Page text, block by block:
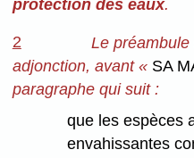
protection des eaux.
2
Le
adjonction, avant « SA
paragraphe qui suit :
que les espèces
envahissantes